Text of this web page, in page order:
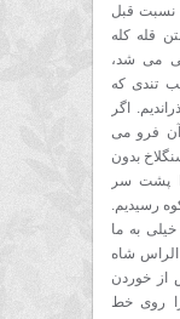
نسبت قبل
قله کله
می شد،
تندی که
اگر
آن فرو می
بدون
پشت سر
به ما
شاه
از خوردن
روی خط